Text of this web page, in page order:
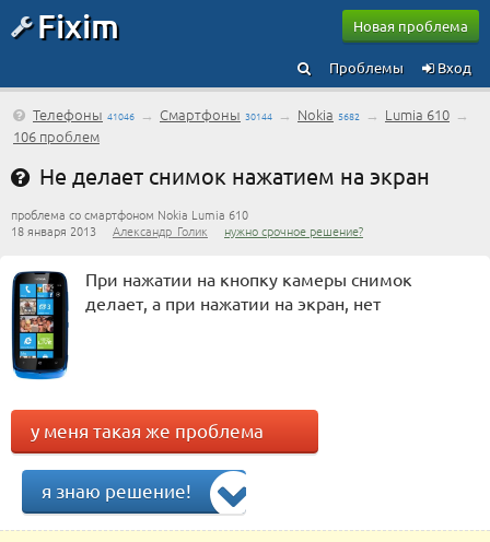
Fixim Новая проблема
Вход
Проблемы
Телефоны 41046 → Смартфоны 30144 → Nokia 5682 → Lumia 610 →
106 проблем
Не делает снимок нажатием на экран
проблема со смартфоном Nokia Lumia 610
18 января 2013 Александр_Голик нужно срочное решение?
При нажатии на кнопку камеры снимок
делает, а при нажатии на экран, нет
у меня такая же проблема
я знаю решение!